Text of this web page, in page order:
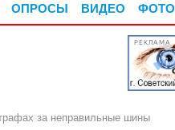
ОПРОСЫ ВИДЕО ФОТО
РЕКЛАМА
за неправильные шины